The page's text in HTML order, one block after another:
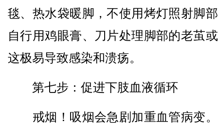
毯、热水袋暖脚，不使用烤灯照射脚
自行用鸡眼膏、刀片处理脚部的老茧
这极易导致感染和溃疡。
第七步：促进下肢血液循环
戒烟！吸烟会急剧加重血管病变